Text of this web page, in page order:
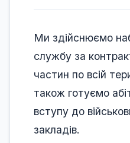
Ми здійснюємо
службу за
частин по всій
також готуємо
вступу до
закладів.